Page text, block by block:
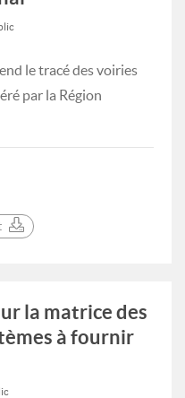
le tracé des voiries
par la Région
la matrice des
à fournir